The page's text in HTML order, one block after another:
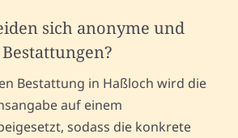
sich anonyme und
Bestattung in Haßloch wird die
auf einem
sodass die konkrete